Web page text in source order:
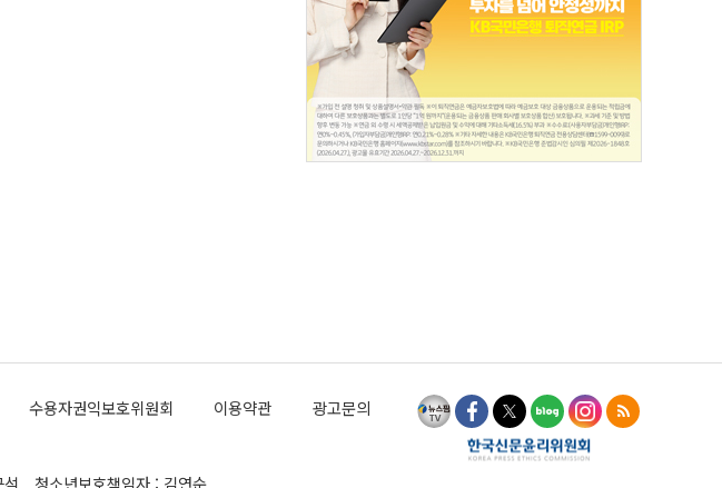
수용자권익보호위원회 이용약관 광고문의
청소년보호책임자 : 김연순